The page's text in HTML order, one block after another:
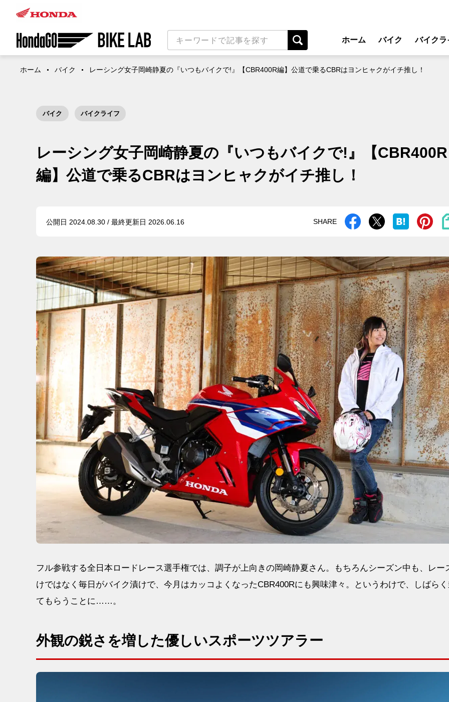
ホーム バイク
ビジネス
バイクラ
レンタル
ホーム バイク レーシング女子岡崎静夏の『いつもバイクで!』【CBR400R編】公道で乗るCBRはヨンヒャクがイチ推し！
バイク バイクライフ
レーシング女子岡崎静夏の『いつもバイクで!』【CBR400R
編】公道で乗るCBRはヨンヒャクがイチ推し！
公開日 2024.08.30 / 最終更新日 2026.06.16 SHARE
フル参戦する全日本ロードレース選手権では、調子が上向きの岡崎静夏さん。もちろんシーズン中も、レー
けではなく毎日がバイク漬けで、今月はカッコよくなったCBR400Rにも興味津々。というわけで、しばら
てもらうことに……。
外観の鋭さを増した優しいスポーツツアラー